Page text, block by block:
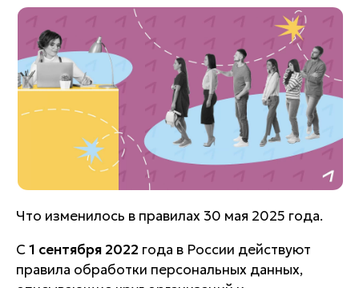
Что изменилось в правилах 30 мая 2025 года.
С1 сентября 2022 года в России действуют
правила обработки персональных данных,